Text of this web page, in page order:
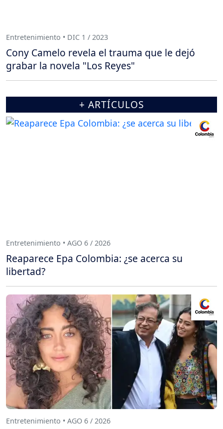
Entretenimiento • DIC 1 / 2023
Cony Camelo revela el trauma que le dejó
grabar la novela "Los Reyes"
+ ARTÍCULOS
Entretenimiento • AGO 6 / 2026
Reaparece Epa Colombia: ¿se acerca su
libertad?
Entretenimiento • AGO 6 / 2026